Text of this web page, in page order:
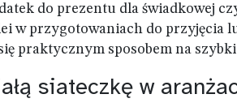
do prezentu dla świadkowej
w przygotowaniach do przyjęcia
praktycznym sposobem na
siateczkę w